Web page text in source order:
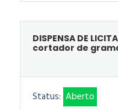
DISPENSA DE
cortador de
Status: Aberto